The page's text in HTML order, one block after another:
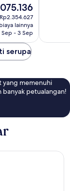
lainnya
Sep - 3 Sep
serupa
yang memenuhi
banyak petualangan!